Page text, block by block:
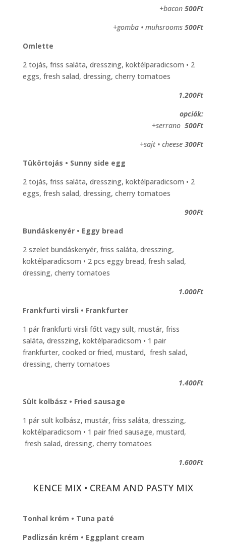
+bacon 500Ft
+gomba • muhsrooms 500Ft
Omlette
2 tojás, friss saláta, dresszing, koktélparadicsom • 2
eggs, fresh salad, dressing, cherry tomatoes
1.200Ft
opciók:
+serrano 500Ft
+sajt • cheese 300Ft
Tükörtojás • Sunny side egg
2 tojás, friss saláta, dresszing, koktélparadicsom • 2
eggs, fresh salad, dressing, cherry tomatoes
900Ft
Bundáskenyér • Eggy bread
2 szelet bundáskenyér, friss saláta, dresszing,
koktélparadicsom • 2 pcs eggy bread, fresh salad,
dressing, cherry tomatoes
1.000Ft
Frankfurti virsli • Frankfurter
1 pár frankfurti virsli főtt vagy sült, mustár, friss
saláta, dresszing, koktélparadicsom • 1 pair
frankfurter, cooked or fried, mustard, fresh salad,
dressing, cherry tomatoes
1.400Ft
Sült kolbász • Fried sausage
1 pár sült kolbász, mustár, friss saláta, dresszing,
koktélparadicsom • 1 pair fried sausage, mustard,
fresh salad, dressing, cherry tomatoes
1.600Ft
KENCE MIX • CREAM AND PASTY MIX
Tonhal krém • Tuna paté
Padlizsán krém • Eggplant cream